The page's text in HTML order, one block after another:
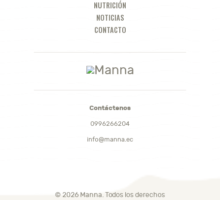
NUTRICIÓN
NOTICIAS
CONTACTO
Contáctenos
0996266204
info@manna.ec
© 2026 Manna. Todos los derechos